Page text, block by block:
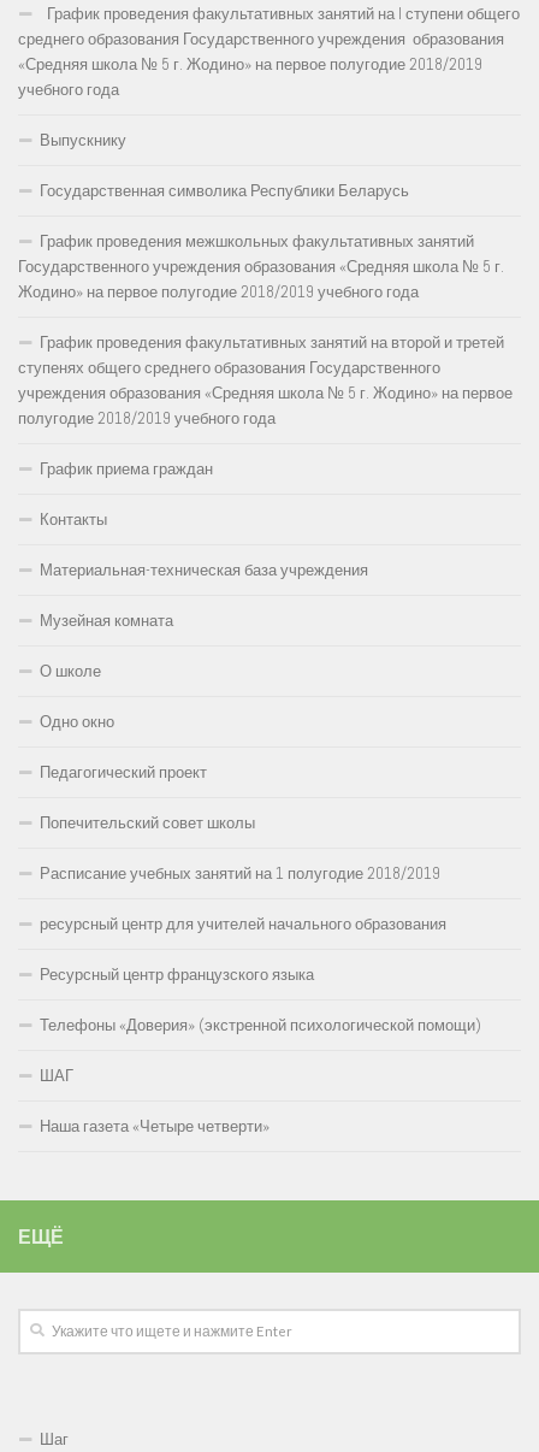
График проведения факультативных занятий на I ступени общего
среднего образования Государственного учреждения образования
«Средняя школа № 5 г. Жодино» на первое полугодие 2018/2019
учебного года
Выпускнику
Государственная символика Республики Беларусь
График проведения межшкольных факультативных занятий
Государственного учреждения образования «Средняя школа № 5 г.
Жодино» на первое полугодие 2018/2019 учебного года
График проведения факультативных занятий на второй и третей
ступенях общего среднего образования Государственного
учреждения образования «Средняя школа № 5 г. Жодино» на первое
полугодие 2018/2019 учебного года
График приема граждан
Контакты
Материальная-техническая база учреждения
Музейная комната
О школе
Одно окно
Педагогический проект
Попечительский совет школы
Расписание учебных занятий на 1 полугодие 2018/2019
ресурсный центр для учителей начального образования
Ресурсный центр французского языка
Телефоны «Доверия» (экстренной психологической помощи)
ШАГ
Наша газета «Четыре четверти»
ЕЩЁ
Шаг